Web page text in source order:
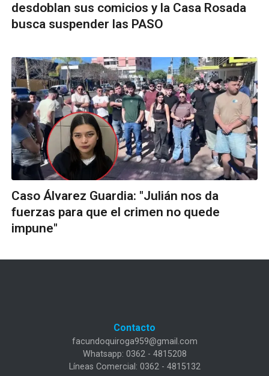
desdoblan sus comicios y la Casa Rosada
busca suspender las PASO
Caso Álvarez Guardia: "Julián nos da
fuerzas para que el crimen no quede
impune"
Contacto
facundoquiroga959@gmail.com
Whatsapp: 0362 - 4815208
Líneas Comercial: 0362 - 4815132